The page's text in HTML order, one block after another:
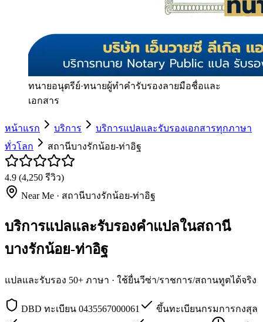
ทนายอนุตรีย์·ทนายผู้ทำคำรับรองลายมือชื่อและ
เอกสาร
หน้าแรก บริการ
บริการแปลและรับรองเอกสารทุกภาษา
ทั่วโลก
สถานีบางรักน้อย-ท่าอิฐ
4.9 (4,250 รีวิว)
Near Me · สถานีบางรักน้อย-ท่าอิฐ
บริการแปลและรับรองคำแปลในสถานี
บางรักน้อย-ท่าอิฐ
แปลและรับรอง 50+ ภาษา · ใช้ยื่นวีซ่า/ราชการ/สถานทูตได้จริง
DBD ทะเบียน 0435567000061
ขึ้นทะเบียนกรมการกงสุล